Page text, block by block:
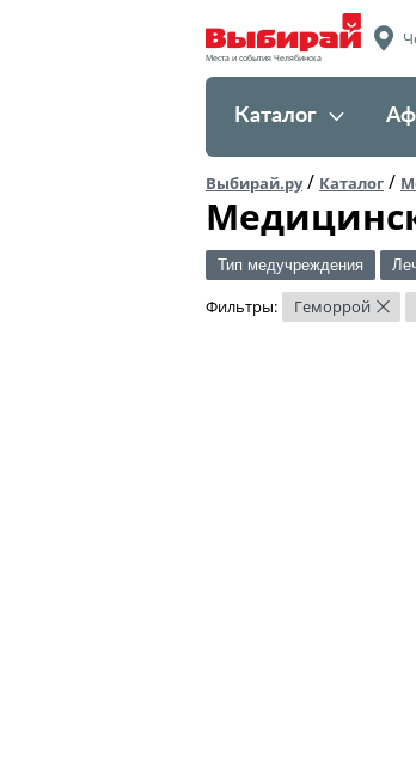
Места и события Челябинска
Каталог
Выбирай.ру/ Каталог /
Тип медучреждения
Фильтры: Геморрой ×